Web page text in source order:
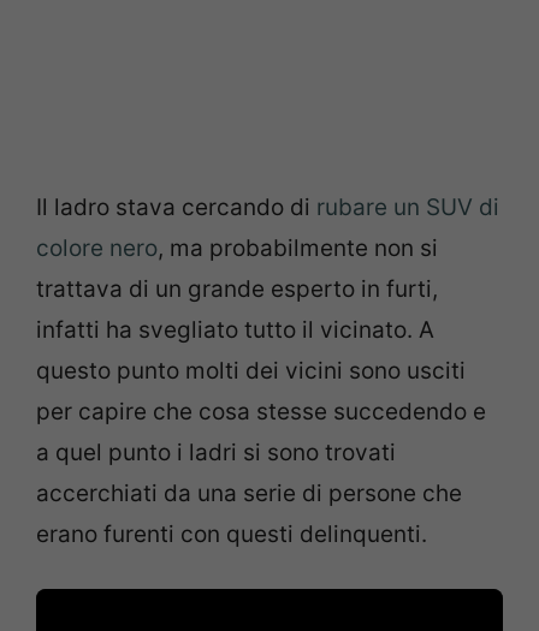
Il ladro stava cercando di rubare un SUV di
colore nero, ma probabilmente non si
trattava di un grande esperto in furti,
infatti ha svegliato tutto il vicinato. A
questo punto molti dei vicini sono usciti
per capire che cosa stesse succedendo e
a quel punto i ladri si sono trovati
accerchiati da una serie di persone che
erano furenti con questi delinquenti.